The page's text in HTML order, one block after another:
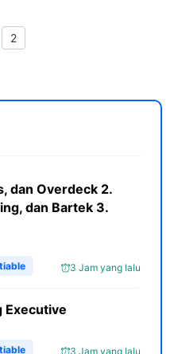
2
dan Overdeck 2.
dan Bartek 3.
3 Jam yang lalu
Executive
3 Jam yang lalu